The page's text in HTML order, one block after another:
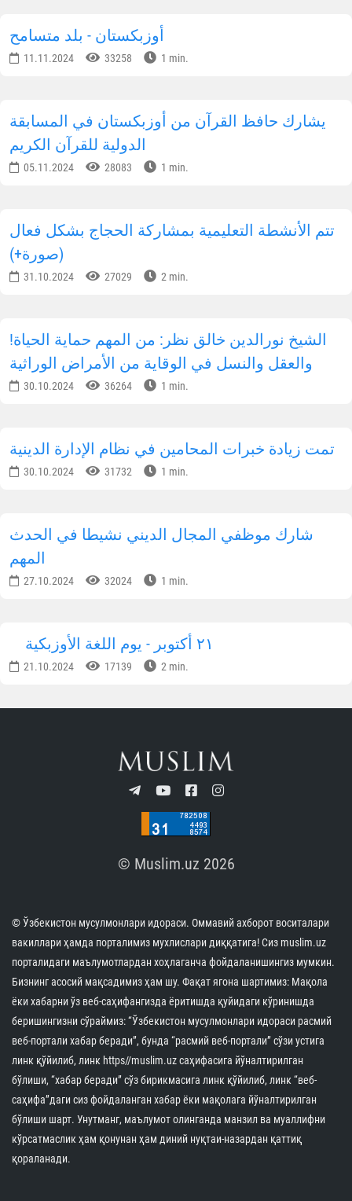
أوزبكستان - بلد متسامح
11.11.2024 33258 1 min.
يشارك حافظ القرآن من أوزبكستان في المسابقة
الدولية للقرآن الكريم
05.11.2024 28083 1 min.
تتم الأنشطة التعليمية بمشاركة الحجاج بشكل فعال
(صورة+)
31.10.2024 27029 2 min.
!الشيخ نورالدين خالق نظر: من المهم حماية الحياة
والعقل والنسل في الوقاية من الأمراض الوراثية
30.10.2024 36264 1 min.
تمت زيادة خبرات المحامين في نظام الإدارة الدينية
30.10.2024 31732 1 min.
شارك موظفي المجال الديني نشيطا في الحدث
المهم
27.10.2024 32024 1 min.
٢١ أكتوبر - يوم اللغة الأوزبكية
21.10.2024 17139 2 min.
© Muslim.uz 2026
© Ўзбекистон мусулмонлари идораси. Оммавий ахборот воситалари
вакиллари ҳамда порталимиз мухлислари диққатига! Сиз muslim.uz
порталидаги маълумотлардан хоҳлаганча фойдаланишингиз мумкин.
Бизнинг асосий мақсадимиз ҳам шу. Фақат ягона шартимиз: Мақола
ёки хабарни ўз веб-саҳифангизда ёритишда қуйидаги кўринишда
беришингизни сўраймиз: “Ўзбекистон мусулмонлари идораси расмий
веб-портали хабар беради”, бунда “расмий веб-портали” сўзи устига
линк қўйилиб, линк https//muslim.uz саҳифасига йўналтирилган
бўлиши, “хабар беради” сўз бирикмасига линк қўйилиб, линк “веб-
саҳифа”даги сиз фойдаланган хабар ёки мақолага йўналтирилган
бўлиши шарт. Унутманг, маълумот олинганда манзил ва муаллифни
кўрсатмаслик ҳам қонунан ҳам диний нуқтаи-назардан қаттиқ
қораланади.